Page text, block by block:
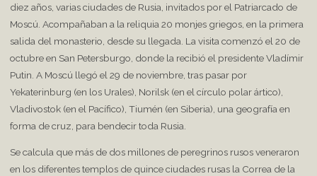
diez años, varias ciudades de Rusia, invitados por el Patriarcado de
Moscú. Acompañaban a la reliquia 20 monjes griegos, en la primera
salida del monasterio, desde su llegada. La visita comenzó el 20 de
octubre en San Petersburgo, donde la recibió el presidente Vladímir
Putin. A Moscú llegó el 29 de noviembre, tras pasar por
Yekaterinburg (en los Urales), Norilsk (en el círculo polar ártico),
Vladivostok (en el Pacífico), Tiumén (en Siberia), una geografía en
forma de cruz, para bendecir toda Rusia.
Se calcula que más de dos millones de peregrinos rusos veneraron
en los diferentes templos de quince ciudades rusas la Correa de la